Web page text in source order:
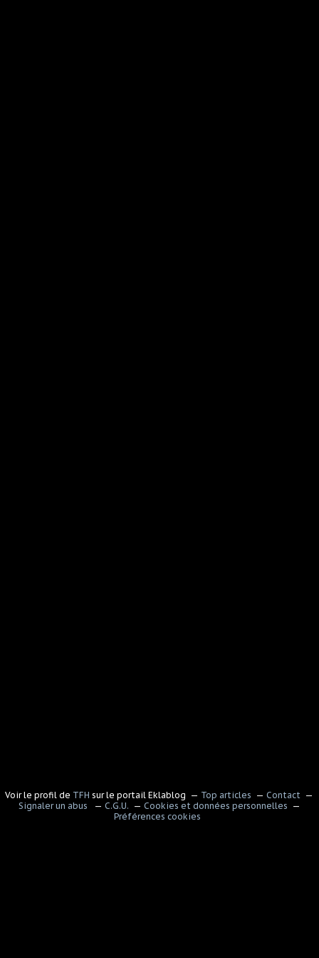
Voir le profil de TFH sur le portail Eklablog Top articles
Contact
Signaler un abus
C.G.U.
Cookies et données personnelles
Préférences cookies